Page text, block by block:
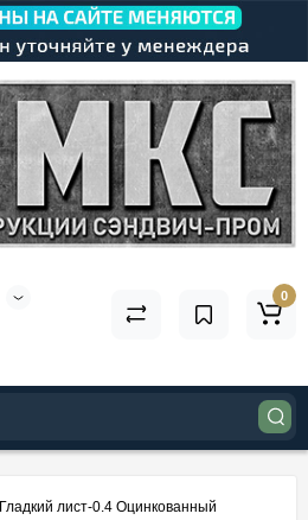
0
Гладкий лист-0.4 Оцинкованный